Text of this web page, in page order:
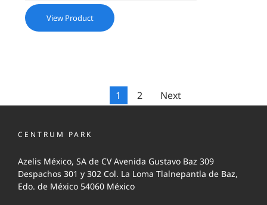
View Product
1 2 Next
CENTRUM PARK
Azelis México, SA de CV Avenida Gustavo Baz 309
Despachos 301 y 302 Col. La Loma Tlalnepantla de Baz,
Edo. de México 54060 México